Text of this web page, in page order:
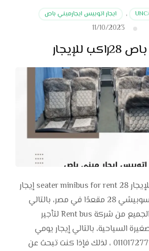
, ايجار اتوبيس ايجارميني باص
11/10/2023
للإيجار
ميني باص 28راكب للإيجار 28 seater minibus for rent إيجار
باص ميني باص ميتسوبيشي 28 مقعدًا في مصر، بالتالي
راحة وأسعار تناسب الجميع من شركة Rent bus لتأجير
السياحية، بالتالي إيجار يومي
وأسبوعي وشهري01101727711 ، لذلك فإذا كنت تبحث عن